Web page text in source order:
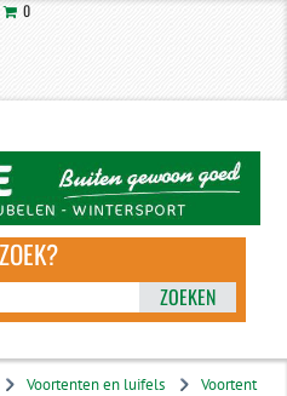
0
ZOEKEN
Voortenten en luifels
Voortent